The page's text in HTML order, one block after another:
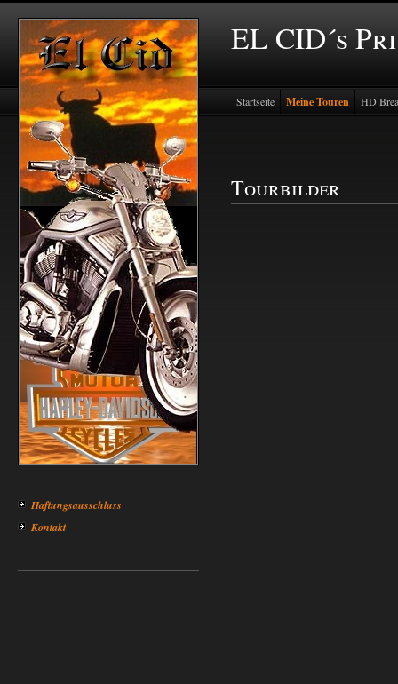
EL CID´s
Haftungsausschluss
Kontakt
Startseite Meine Touren HD
Tourbilder